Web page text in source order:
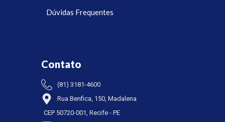
Dúvidas Frequentes
Contato
(81) 3181-4600
Rua Benfica, 150, Madalena
CEP 50720-001, Recife - PE